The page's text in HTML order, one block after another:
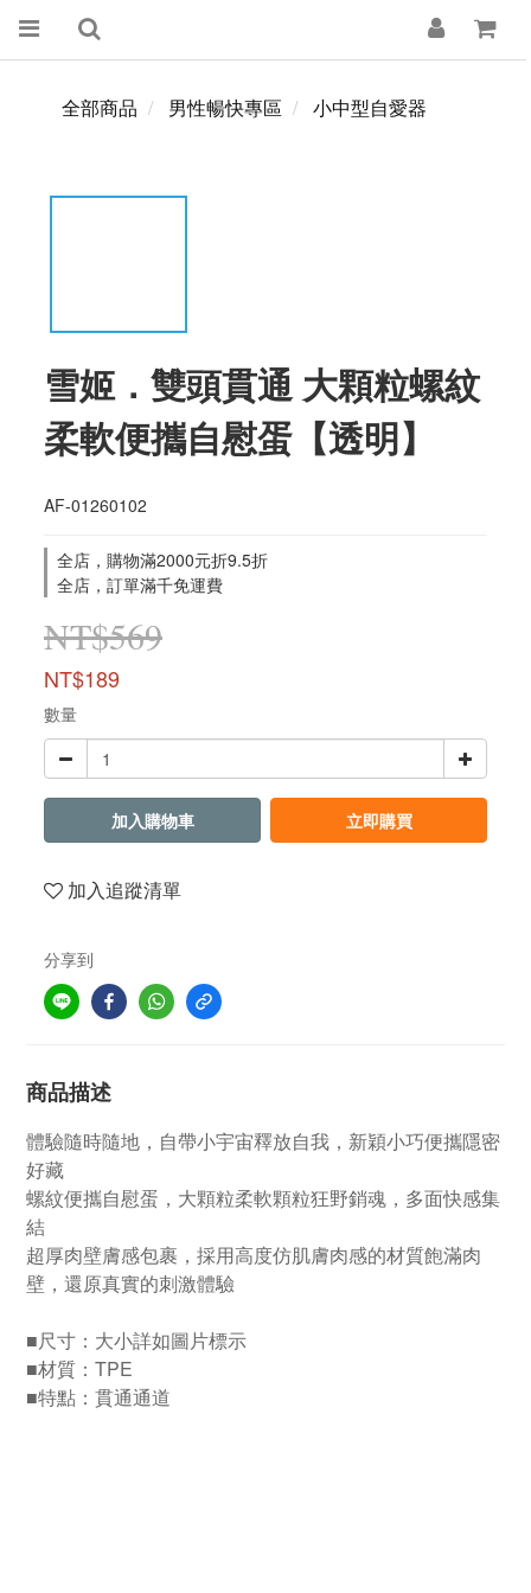
全部商品 男性暢快專區 小中型自愛器
雪姬．雙頭貫通 大顆粒螺紋
柔軟便攜自慰蛋【透明】
AF-01260102
全店，購物滿2000元折9.5折
全店，訂單滿千免運費
NT$569
NT$189
數量
加入購物車 立即購買
加入追蹤清單
分享到
商品描述
體驗隨時隨地，自帶小宇宙釋放自我，新穎小巧便攜隱密
好藏
螺紋便攜自慰蛋，大顆粒柔軟顆粒狂野銷魂，多面快感集
結
超厚肉壁膚感包裹，採用高度仿肌膚肉感的材質飽滿肉
壁，還原真實的刺激體驗
■尺寸：大小詳如圖片標示
■材質：TPE
■特點：貫通通道